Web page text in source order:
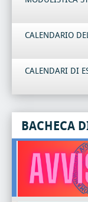
CALENDARIO
CALENDARI DI
BACHECA